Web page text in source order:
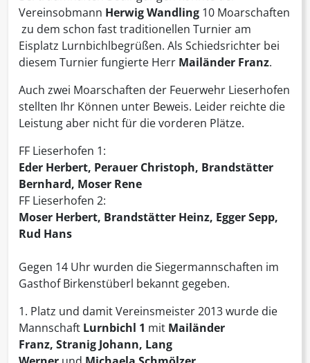
Vereinsobmann Herwig Wandling 10 Moarschaften
zu dem schon fast traditionellen Turnier am
Eisplatz Lurnbichlbegrüßen. Als Schiedsrichter bei
diesem Turnier fungierte Herr Mailänder Franz.
Auch zwei Moarschaften der Feuerwehr Lieserhofen
stellten Ihr Können unter Beweis. Leider reichte die
Leistung aber nicht für die vorderen Plätze.
FF Lieserhofen 1:
Eder Herbert, Perauer Christoph, Brandstätter
Bernhard, Moser Rene
FF Lieserhofen 2:
Moser Herbert, Brandstätter Heinz, Egger Sepp,
Rud Hans
Gegen 14 Uhr wurden die Siegermannschaften im
Gasthof Birkenstüberl bekannt gegeben.
1. Platz und damit Vereinsmeister 2013 wurde die
Mannschaft Lurnbichl 1 mit Mailänder
Franz, Stranig Johann, Lang